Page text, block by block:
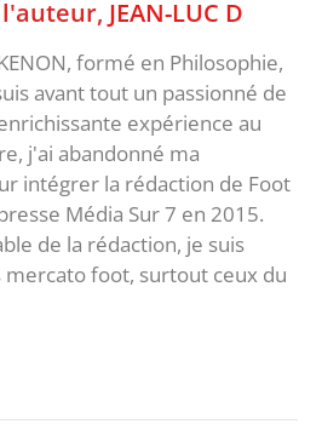
l'auteur, JEAN-LUC D
formé en Philosophie,
avant tout un passionné de
expérience au
j'ai abandonné ma
intégrer la rédaction de Foot
Média Sur 7 en 2015.
de la rédaction, je suis
mercato foot, surtout ceux du